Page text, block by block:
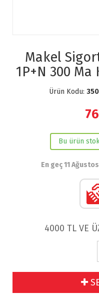
Makel
1P+N 300 Ma
Ürün Kodu:
Bu ürün
En geç 11
4000 TL VE